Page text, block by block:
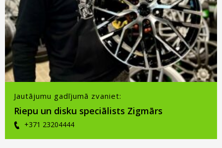
Jautājumu gadījumā zvaniet:
Riepu un disku speciālists Zigmārs
+371 23204444